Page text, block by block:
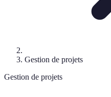
Gestion de projets
Gestion de projets